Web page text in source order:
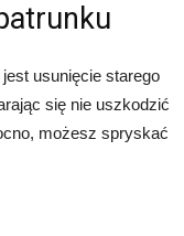
usunięcie starego
się nie uszkodzić
możesz spryskać